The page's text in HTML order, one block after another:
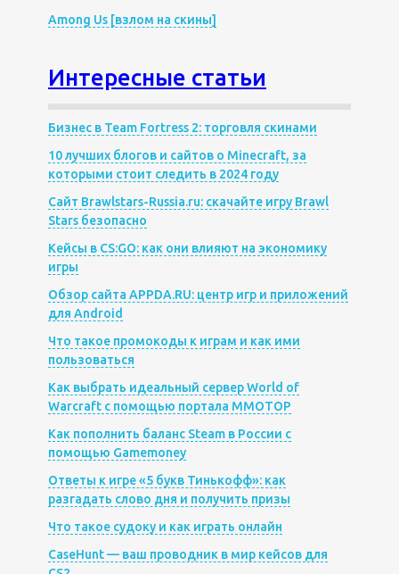
Among Us [взлом на скины]
Интересные статьи
Бизнес в Team Fortress 2: торговля скинами
10 лучших блогов и сайтов о Minecraft, за
которыми стоит следить в 2024 году
Сайт Brawlstars-Russia.ru: скачайте игру Brawl
Stars безопасно
Кейсы в CS:GO: как они влияют на экономику
игры
Обзор сайта APPDA.RU: центр игр и приложений
для Android
Что такое промокоды к играм и как ими
пользоваться
Как выбрать идеальный сервер World of
Warcraft с помощью портала MMOTOP
Как пополнить баланс Steam в России с
помощью Gamemoney
Ответы к игре «5 букв Тинькофф»: как
разгадать слово дня и получить призы
Что такое судоку и как играть онлайн
CaseHunt — ваш проводник в мир кейсов для